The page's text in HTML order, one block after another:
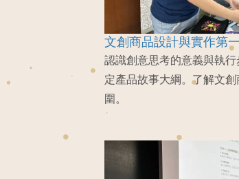
文創商品設計與實作第
認識創意思考的意義與執
定產品故事大綱。了解文
圍。